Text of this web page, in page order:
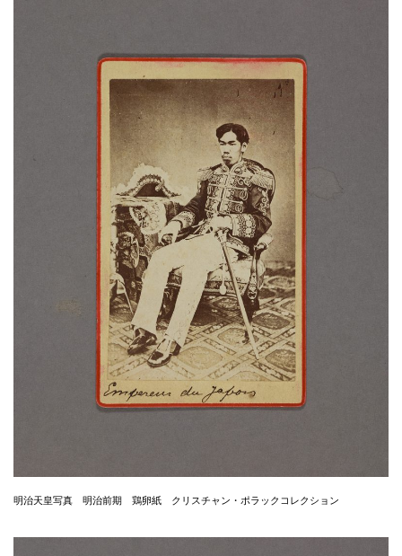
明治天皇写真 明治前期 鶏卵紙 クリスチャン・ポラックコレクション